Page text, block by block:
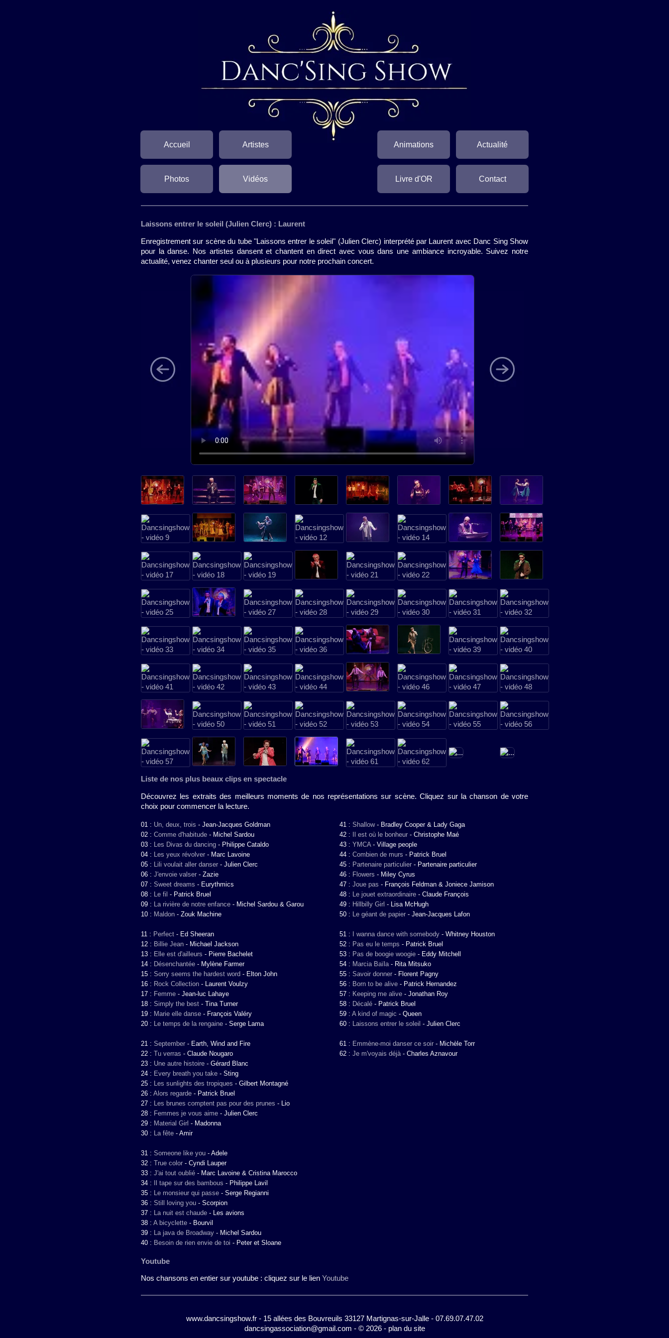
Accueil Artistes Animations Actualité
Photos Vidéos Livre d'OR Contact
Laissons entrer le soleil (Julien Clerc) : Laurent
Enregistrement sur scène du tube "Laissons entrer le soleil" (Julien Clerc) interprété par Laurent avec Danc Sing Show
pour la danse. Nos artistes dansent et chantent en direct avec vous dans une ambiance incroyable. Suivez notre
actualité, venez chanter seul ou à plusieurs pour notre prochain concert.
Liste de nos plus beaux clips en spectacle
Découvrez les extraits des meilleurs moments de nos représentations sur scène. Cliquez sur la chanson de votre
choix pour commencer la lecture.
01 : Un, deux, trois - Jean-Jacques Goldman
02 : Comme d'habitude - Michel Sardou
03 :
Les Divas du dancing - Philippe Cataldo
04 :
Les yeux révolver - Marc Lavoine
05 :
Lili voulait aller danser - Julien Clerc
06 : J'envoie valser - Zazie
07 : Sweet dreams - Eurythmics
08 :
Le fil - Patrick Bruel
09 :
La rivière de notre enfance - Michel Sardou & Garou
10 : Maldon - Zouk Machine
11 : Perfect - Ed Sheeran
12 : Billie Jean - Michael Jackson
13 : Elle est d'ailleurs - Pierre Bachelet
14 : Désenchantée - Mylène Farmer
15 : Sorry seems the hardest word - Elton John
16 : Rock Collection -
Laurent Voulzy
17 : Femme - Jean-luc Lahaye
18 : Simply the best - Tina Turner
19 : Marie elle danse - François Valéry
20 :
Le temps de la rengaine - Serge Lama
21 : September - Earth, Wind and Fire
22 : Tu verras - Claude Nougaro
23 : Une autre histoire - Gérard Blanc
24 : Every breath you take - Sting
25 :
Les sunlights des tropiques - Gilbert Montagné
26 : Alors regarde - Patrick Bruel
27 :
Les brunes comptent pas pour des prunes -
Lio
28 : Femmes je vous aime - Julien Clerc
29 : Material Girl - Madonna
30 :
La fête - Amir
31 : Someone like you - Adele
32 : True color - Cyndi Lauper
33 : J'ai tout oublié - Marc Lavoine & Cristina Marocco
34 :
Il tape sur des bambous - Philippe Lavil
35 :
Le monsieur qui passe - Serge Regianni
36 : Still loving you - Scorpion
37 :
La nuit est chaude -
Les avions
38 : A bicyclette - Bourvil
39 :
La java de Broadway - Michel Sardou
40 : Besoin de rien envie de toi - Peter et Sloane
41 : Shallow- Bradley Cooper & Lady Gaga
42 :
Il est où le bonheur - Christophe Maé
43 : YMCA - Village people
44 : Combien de murs - Patrick Bruel
45 : Partenaire particulier - Partenaire particulier
46 : Flowers - Miley Cyrus
47 : Joue pas - François Feldman & Joniece Jamison
48 :
Le jouet extraordinaire - Claude François
49 : Hillbilly Girl -
Lisa McHugh
50 :
Le géant de papier - Jean-Jacques Lafon
51 : I wanna dance with somebody - Whitney Houston
52 : Pas eu le temps - Patrick Bruel
53 : Pas de boogie woogie - Eddy Mitchell
54 : Marcia Baïla - Rita Mitsuko
55 : Savoir donner - Florent Pagny
56 : Born to be alive - Patrick Hernandez
57 : Keeping me alive - Jonathan Roy
58 : Décalé - Patrick Bruel
59 : A kind of magic - Queen
60 :
Laissons entrer le soleil - Julien Clerc
61 : Emmène-moi danser ce soir - Michèle Torr
62 : Je m'voyais déjà - Charles Aznavour
Youtube
Nos chansons en entier sur youtube : cliquez sur le lien Youtube
www.dancsingshow.fr - 15 allées des Bouvreuils 33127 Martignas-sur-Jalle - 07.69.07.47.02
dancsingassociation@gmail.com - © 2026- plan du site